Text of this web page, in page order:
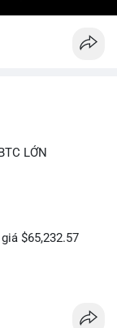
LỚN
$65,232.57
dịch duy nhất cho